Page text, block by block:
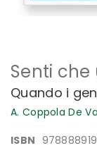
Senti che
Quando i
A. Coppola De
ISBN
all'inizio
galleria
di